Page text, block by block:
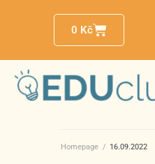
0 Kč
Homepage / 16.09.2022